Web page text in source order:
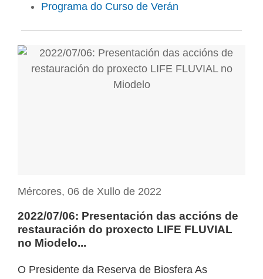
Programa do Curso de Verán
Mércores, 06 de Xullo de 2022
2022/07/06: Presentación das accións de
restauración do proxecto LIFE FLUVIAL
no Miodelo...
O Presidente da Reserva de Biosfera As